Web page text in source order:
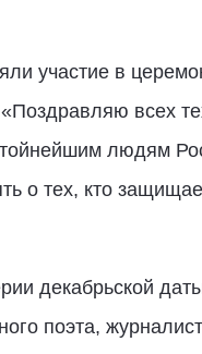
участие в
всех
людям
о тех, кто
декабрьской
поэта,